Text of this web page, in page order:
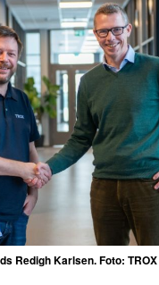
Redigh Karlsen. Foto: